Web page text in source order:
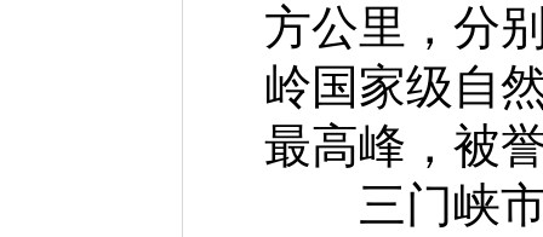
方公里，分
岭国家级自
最高峰，被
三门峡市